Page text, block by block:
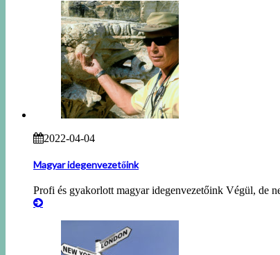
2022-04-04
Magyar idegenvezetőink
Profi és gyakorlott magyar idegenvezetőink Végül, de